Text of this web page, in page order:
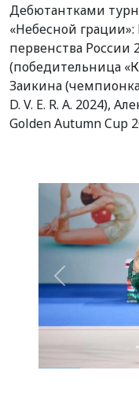
Дебютантками
«Небесной
первенства России
(победительница
Заикина
D. V. E. R. A. 2024),
Golden Autumn Cup
Назад